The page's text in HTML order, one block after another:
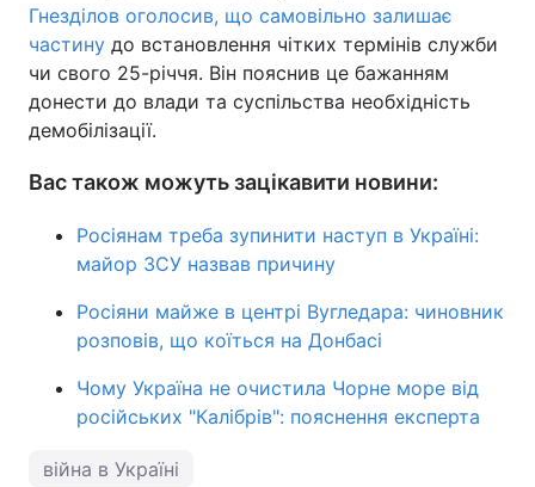
Гнезділов оголосив, що самовільно залишає
частину до встановлення чітких термінів служби
чи свого 25-річчя. Він пояснив це бажанням
донести до влади та суспільства необхідність
демобілізації.
Вас також можуть зацікавити новини:
Росіянам треба зупинити наступ в Україні:
майор ЗСУ назвав причину
Росіяни майже в центрі Вугледара: чиновник
розповів, що коїться на Донбасі
Чому Україна не очистила Чорне море від
російських "Калібрів": пояснення експерта
війна в Україні